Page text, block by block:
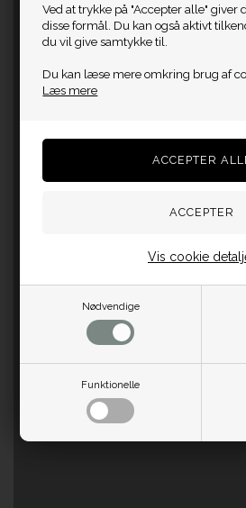
Ved at trykke på "Accepter alle" giver
disse formål. Du kan også aktivt
du vil give samtykke til.
Du kan læse mere omkring brug af
Læs mere
Nødvendige
Funktionelle
Vis cookie